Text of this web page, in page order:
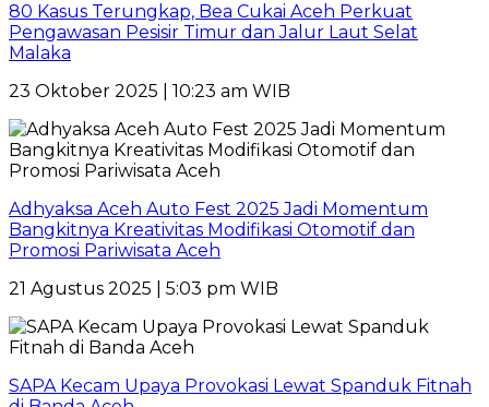
80 Kasus Terungkap, Bea Cukai Aceh Perkuat
Pengawasan Pesisir Timur dan Jalur Laut Selat
Malaka
23 Oktober 2025 | 10:23 am WIB
Adhyaksa Aceh Auto Fest 2025 Jadi Momentum
Bangkitnya Kreativitas Modifikasi Otomotif dan
Promosi Pariwisata Aceh
21 Agustus 2025 | 5:03 pm WIB
SAPA Kecam Upaya Provokasi Lewat Spanduk Fitnah